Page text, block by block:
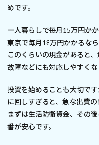
めです。
一人暮らしで毎月15万円かか
東京で毎月18万円かかるなら
このくらいの現金があると
故障などにも対応しやすくな
投資を始めることも大切で
に回しすぎると、急な出費の
まずは生活防衛資金、その
番が安心です。